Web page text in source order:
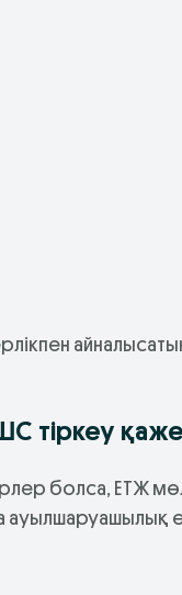
тіркеу
болса, ЕТЖ